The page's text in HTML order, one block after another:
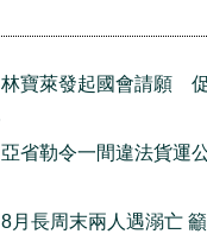
林寶萊發起國會請願
亞省勒令一間違法貨運
8月長周末兩人遇溺亡